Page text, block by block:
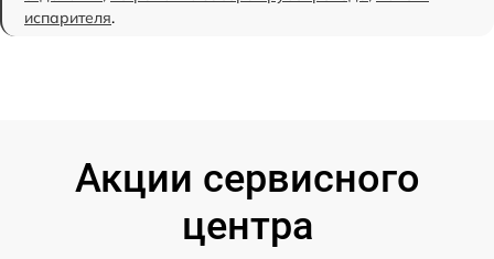
испарителя.
Акции сервисного
центра